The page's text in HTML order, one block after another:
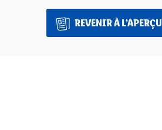
REVENIR À L’APERÇU